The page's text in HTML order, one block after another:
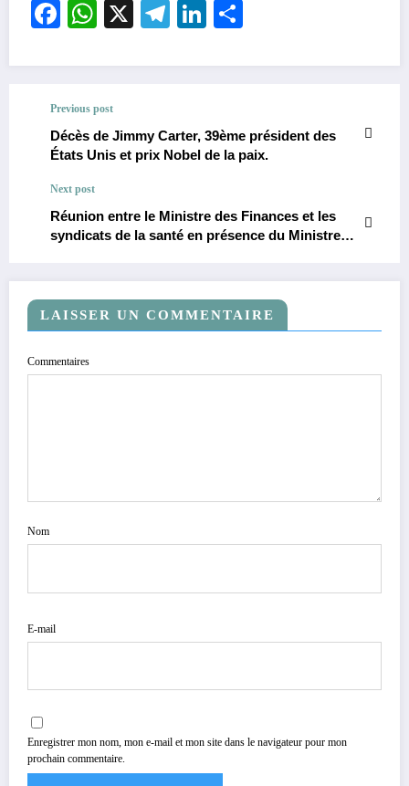
Facebook
WhatsApp
X Telegram
LinkedIn
Previous post
Décès de Jimmy Carter, 39ème président des
États Unis et prix Nobel de la paix.
Next post
Réunion entre le Ministre des Finances et les
syndicats de la santé en présence du Ministre
LAISSER UN COMMENTAIRE
Commentaires
Nom
E-mail
Enregistrer mon nom, mon e-mail et mon site dans le navigateur pour mon
prochain commentaire.